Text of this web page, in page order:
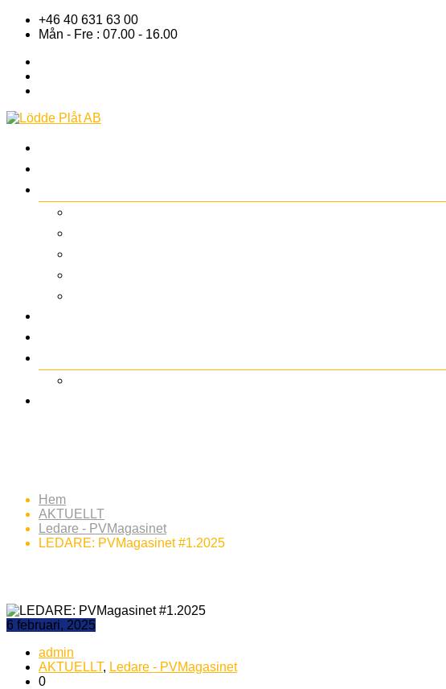
+46 40 631 63 00
Mån - Fre : 07.00 - 16.00
Hem
AKTUELLT
Ledare - PVMagasinet
LEDARE: PVMagasinet #1.2025
6 februari, 2025
admin
AKTUELLT, Ledare - PVMagasinet
0